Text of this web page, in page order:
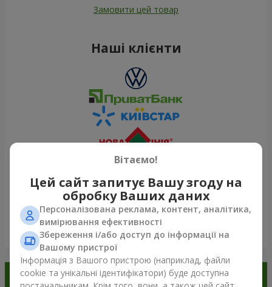
Замовити цей товар
Наші клієнти
Переглянути все
Замовляйте в додатку
Вітаємо!
Цей сайт запитує Вашу згоду на
обробку Ваших даних
Персоналізована реклама, контент, аналітика,
вимірювання ефективності
Збереження і/або доступ до інформації на
Вашому пристрої
Інформація з Вашого пристрою (наприклад, файли
cookie та унікальні ідентифікатори) буде доступна